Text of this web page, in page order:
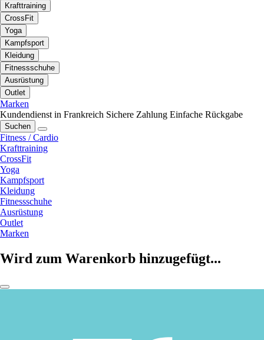
Krafttraining
CrossFit
Yoga
Kampfsport
Kleidung
Fitnessschuhe
Ausrüstung
Outlet
Marken
Kundendienst in Frankreich Sichere Zahlung Einfache Rückgabe
Suchen
Fitness / Cardio
Krafttraining
CrossFit
Yoga
Kampfsport
Kleidung
Fitnessschuhe
Ausrüstung
Outlet
Marken
Wird zum Warenkorb hinzugefügt...